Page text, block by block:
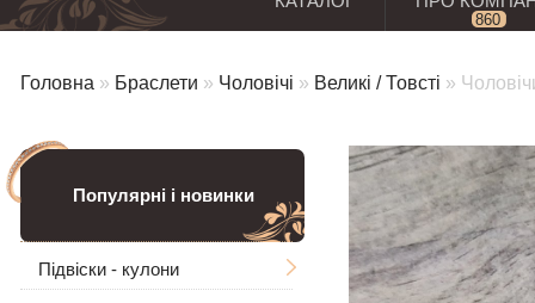
860
Головна » Браслети » Чоловічі » Великі / Товсті »
Популярні і новинки
Підвіски - кулони